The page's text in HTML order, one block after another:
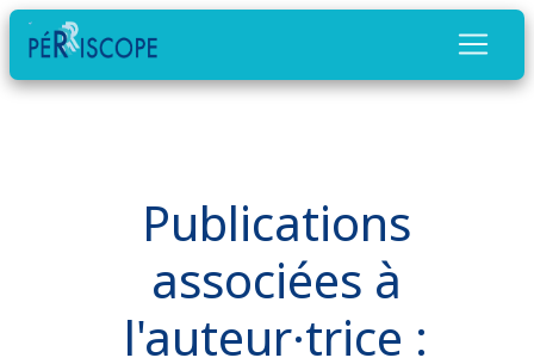
Publications
associées à
l'auteur·trice :